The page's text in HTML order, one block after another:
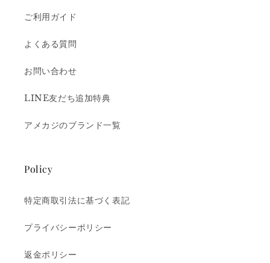
ご利用ガイド
よくある質問
お問い合わせ
LINE友だち追加特典
アメカジのブランド一覧
Policy
特定商取引法に基づく表記
プライバシーポリシー
返金ポリシー